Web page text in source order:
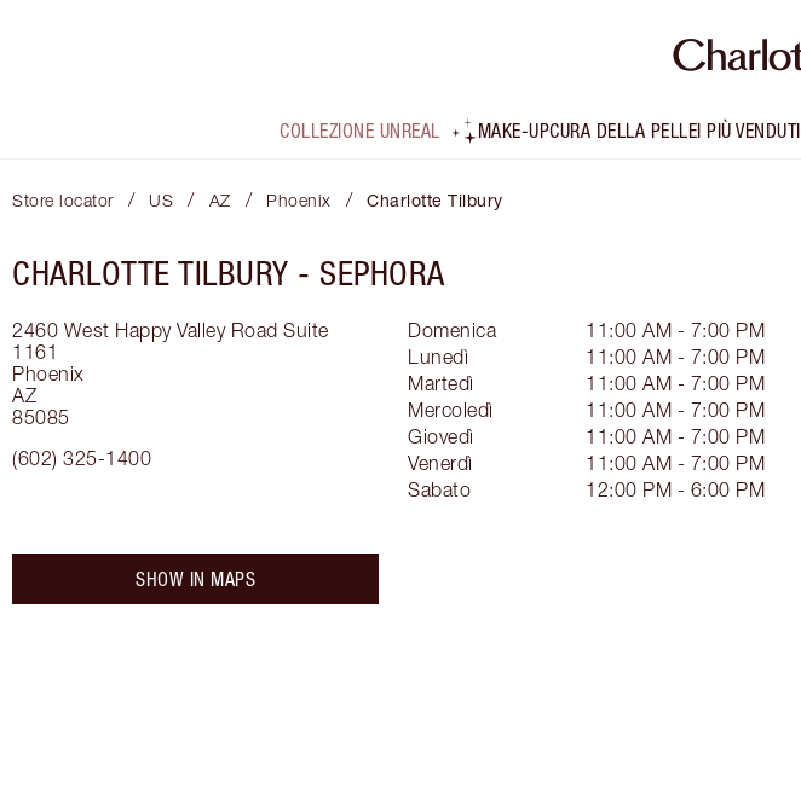
COLLEZIONE UNREAL MAKE-UPCURA DELLA PELLEI PIÙ VENDUTI
Store locator / US / AZ / Phoenix / Charlotte Tilbury
CHARLOTTE TILBURY - SEPHORA
2460 West Happy Valley Road Suite
1161
Phoenix
AZ
85085
(602) 325-1400
Domenica
11:00 AM - 7:00 PM
Lunedì
11:00 AM - 7:00 PM
Martedì
11:00 AM - 7:00 PM
Mercoledì
11:00 AM - 7:00 PM
Giovedì
11:00 AM - 7:00 PM
Venerdì
11:00 AM - 7:00 PM
Sabato
12:00 PM - 6:00 PM
SHOW IN MAPS